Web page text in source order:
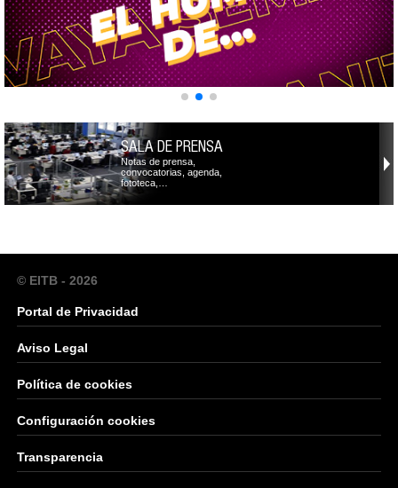
SALA DE PRENSA
Notas de prensa,
convocatorias, agenda,
fototeca,…
© EITB - 2026
Portal de Privacidad
Aviso Legal
Política de cookies
Configuración cookies
Transparencia